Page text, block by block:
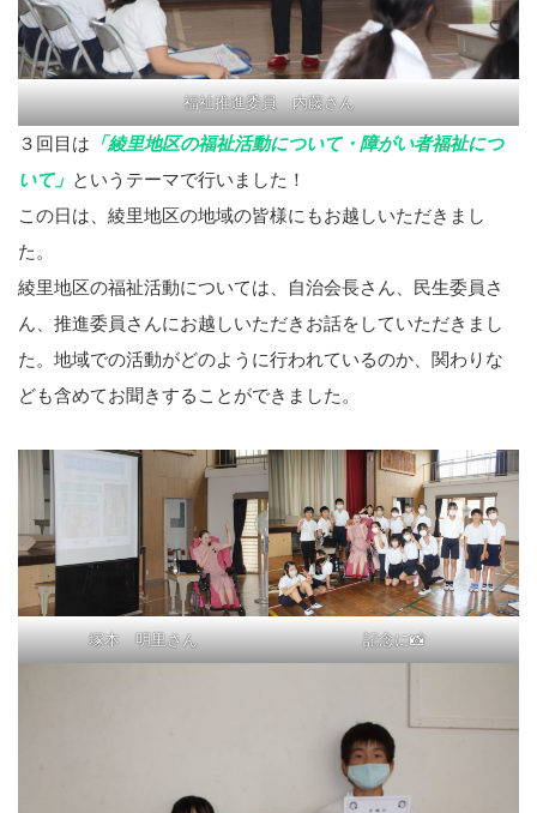
福祉推進委員 内藤さん
３回目は 「綾里地区の福祉活動について・障がい者福祉につ
いて」 というテーマで行いました！
この日は、綾里地区の地域の皆様にもお越しいただきまし
た。
綾里地区の福祉活動については、自治会長さん、民生委員さ
ん、推進委員さんにお越しいただきお話をしていただきまし
た。地域での活動がどのように行われているのか、関わりな
ども含めてお聞きすることができました。
塚本 明里さん 記念に📸